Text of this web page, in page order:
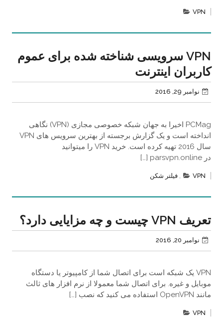
VPN
VPN سرویسی شناخته شده برای عموم
کاربران اینترنت
نوامبر 29, 2016
PCMag اخیرا به جهان شبکه خصوصی مجازی (VPN) نگاهی
انداخته است و یک گزارش برجسته از بهترین سرویس های VPN
سال 2016 تهیه کرده است. خرید VPN را میتوانید
در parsvpn.online […]
VPN فیلتر شکن
تعریف VPN چیست و چه مزایایی دارد؟
نوامبر 20, 2016
VPN یک شبکه است برای اتصال شما از کامپیوتر یا دستگاه
موبایل و غیره. برای اتصال شما معمولا از نرم افزار های ثالث
مانند OpenVPN استفاده می کنید که نصب […]
VPN